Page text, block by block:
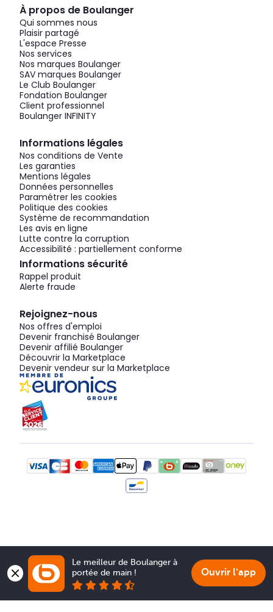
À propos de Boulanger
Qui sommes nous
Plaisir partagé
L'espace Presse
Nos services
Nos marques Boulanger
SAV marques Boulanger
Le Club Boulanger
Fondation Boulanger
Client professionnel
Boulanger INFINITY
Informations légales
Nos conditions de Vente
Les garanties
Mentions légales
Données personnelles
Paramétrer les cookies
Politique des cookies
Système de recommandation
Les avis en ligne
Lutte contre la corruption
Accessibilité : partiellement conforme
Informations sécurité
Rappel produit
Alerte fraude
Rejoignez-nous
Nos offres d'emploi
Devenir franchisé Boulanger
Devenir affilié Boulanger
Découvrir la Marketplace
Devenir vendeur sur la Marketplace
Le meilleur de Boulanger à
portée de main !
Ouvrir l'app